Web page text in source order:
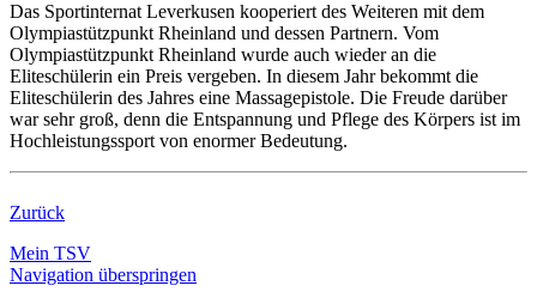
Das Sportinternat Leverkusen kooperiert des Weiteren mit dem
Olympiastützpunkt Rheinland und dessen Partnern. Vom
Olympiastützpunkt Rheinland wurde auch wieder an die
Eliteschülerin ein Preis vergeben. In diesem Jahr bekommt die
Eliteschülerin des Jahres eine Massagepistole. Die Freude darüber
war sehr groß, denn die Entspannung und Pflege des Körpers ist im
Hochleistungssport von enormer Bedeutung.
Zurück
Mein TSV
Navigation überspringen